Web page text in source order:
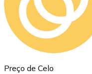
ETH
Preço de Celo